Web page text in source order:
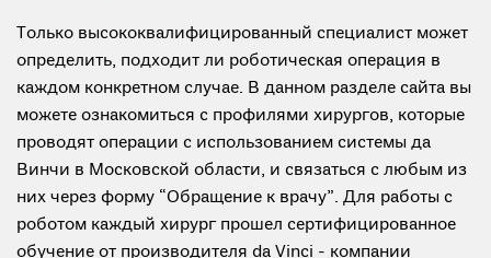
Только высококвалифицированный специалист может
определить, подходит ли роботическая операция в
каждом конкретном случае. В данном разделе сайта вы
можете ознакомиться с профилями хирургов, которые
проводят операции с использованием системы да
Винчи в Московской области, и связаться с любым из
них через форму “Обращение к врачу”. Для работы с
роботом каждый хирург прошел сертифицированное
обучение от производителя da Vinci - компании